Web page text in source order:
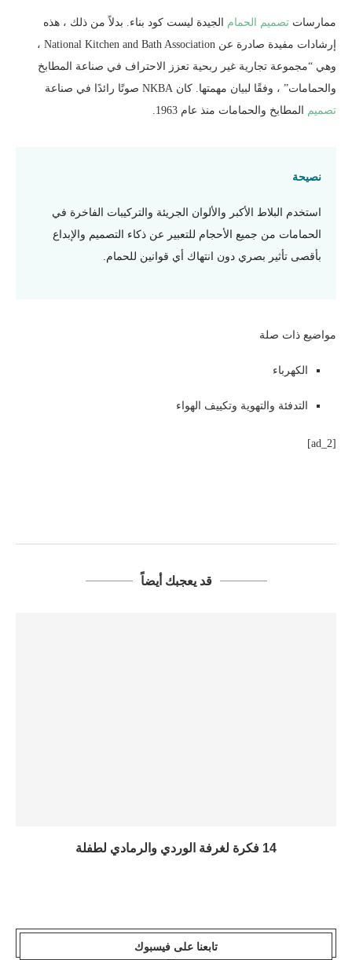
ممارسات تصميم الحمام الجيدة ليست كود بناء. بدلاً من ذلك ، هذه
إرشادات مفيدة صادرة عن National Kitchen and Bath Association ،
وهي “مجموعة تجارية غير ربحية تعزز الاحتراف في صناعة المطابخ
والحمامات” ، وفقًا لبيان مهمتها. كان NKBA صوتًا رائدًا في صناعة
تصميم المطابخ والحمامات منذ عام 1963.
نصيحة
استخدم البلاط الأكبر والألوان الجريئة والتركيبات الفاخرة في
الحمامات من جميع الأحجام للتعبير عن ذكاء التصميم والإبداع
بأقصى تأثير بصري دون انتهاك أي قوانين للحمام.
مواضيع ذات صلة
الكهرباء
التدفئة والتهوية وتكييف الهواء
[ad_2]
قد يعجبك أيضاً
14 فكرة لغرفة الوردي والرمادي لطفلة
تابعنا على فيسبوك